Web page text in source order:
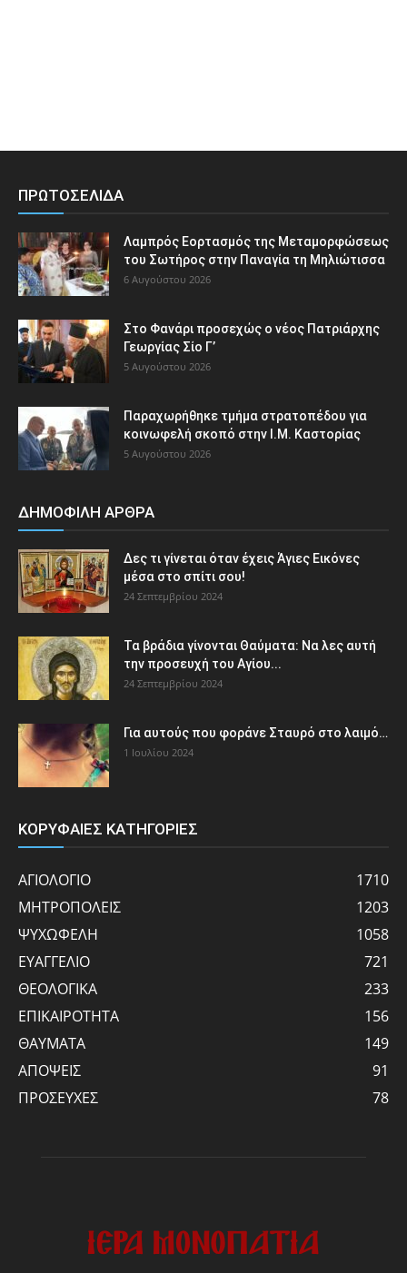
ΠΡΩΤΟΣΕΛΙΔΑ
Λαμπρός Εορτασμός της Μεταμορφώσεως
του Σωτήρος στην Παναγία τη Μηλιώτισσα
6 Αυγούστου 2026
Στο Φανάρι προσεχώς ο νέος Πατριάρχης
Γεωργίας Σίο Γ’
5 Αυγούστου 2026
Παραχωρήθηκε τμήμα στρατοπέδου για
κοινωφελή σκοπό στην Ι.Μ. Καστορίας
5 Αυγούστου 2026
ΔΗΜΟΦΙΛΗ ΑΡΘΡΑ
Δες τι γίνεται όταν έχεις Άγιες Εικόνες
μέσα στο σπίτι σου!
24 Σεπτεμβρίου 2024
Τα βράδια γίνονται Θαύματα: Να λες αυτή
την προσευχή του Αγίου...
24 Σεπτεμβρίου 2024
Για αυτούς που φοράνε Σταυρό στο λαιμό…
1 Ιουλίου 2024
ΚΟΡΥΦΑΙΕΣ ΚΑΤΗΓΟΡΙΕΣ
ΑΓΙΟΛΟΓΙΟ
1710
ΜΗΤΡΟΠΟΛΕΙΣ
1203
ΨΥΧΩΦΕΛΗ
1058
ΕΥΑΓΓΕΛΙΟ
721
ΘΕΟΛΟΓΙΚΑ
233
ΕΠΙΚΑΙΡΟΤΗΤΑ
156
ΘΑΥΜΑΤΑ
149
ΑΠΟΨΕΙΣ
91
ΠΡΟΣΕΥΧΕΣ
78